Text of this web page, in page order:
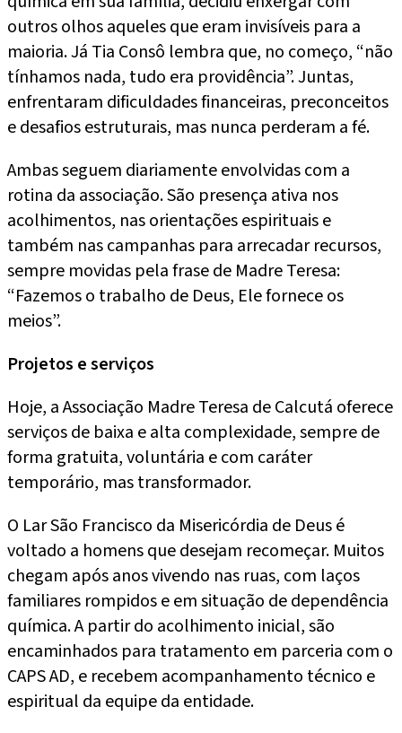
outros olhos aqueles que eram invisíveis para a
maioria. Já Tia Consô lembra que, no começo, “não
tínhamos nada, tudo era providência”. Juntas,
enfrentaram dificuldades financeiras, preconceitos
e desafios estruturais, mas nunca perderam a fé.
Ambas seguem diariamente envolvidas com a
rotina da associação. São presença ativa nos
acolhimentos, nas orientações espirituais e
também nas campanhas para arrecadar recursos,
sempre movidas pela frase de Madre Teresa:
“Fazemos o trabalho de Deus, Ele fornece os
meios”.
Projetos e serviços
Hoje, a Associação Madre Teresa de Calcutá oferece
serviços de baixa e alta complexidade, sempre de
forma gratuita, voluntária e com caráter
temporário, mas transformador.
O Lar São Francisco da Misericórdia de Deus é
voltado a homens que desejam recomeçar. Muitos
chegam após anos vivendo nas ruas, com laços
familiares rompidos e em situação de dependência
química. A partir do acolhimento inicial, são
encaminhados para tratamento em parceria com o
CAPS AD, e recebem acompanhamento técnico e
espiritual da equipe da entidade.